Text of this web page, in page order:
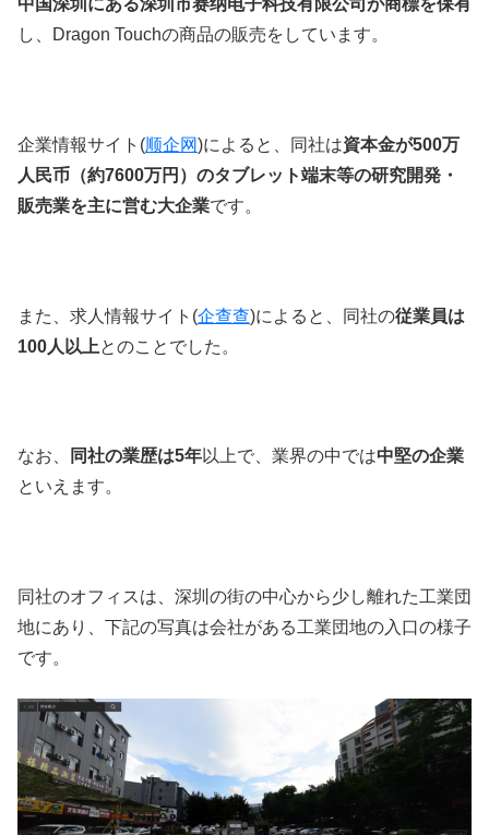
中国深圳 にある深圳市赛纳电子科技有限公司が商標を保有
し、
Dragon Touchの商品の販売をしています。
企業情報サイト(顺企网)によると、同社は資本金が500万
人民币（約7600万円）のタブレット端末等の研究開発・
販売業を主に営む大企業です。
また、求人情報サイト(企查查)によると、同社の従業員は
100人以上とのことでした。
なお、 同社の業歴は5年以上で、業界の中では中堅の企業
といえます。
同社のオフィスは、深圳の街の中心から少し離れた工業団
地にあり、下記の写真は会社がある工業団地の入口の様子
です。